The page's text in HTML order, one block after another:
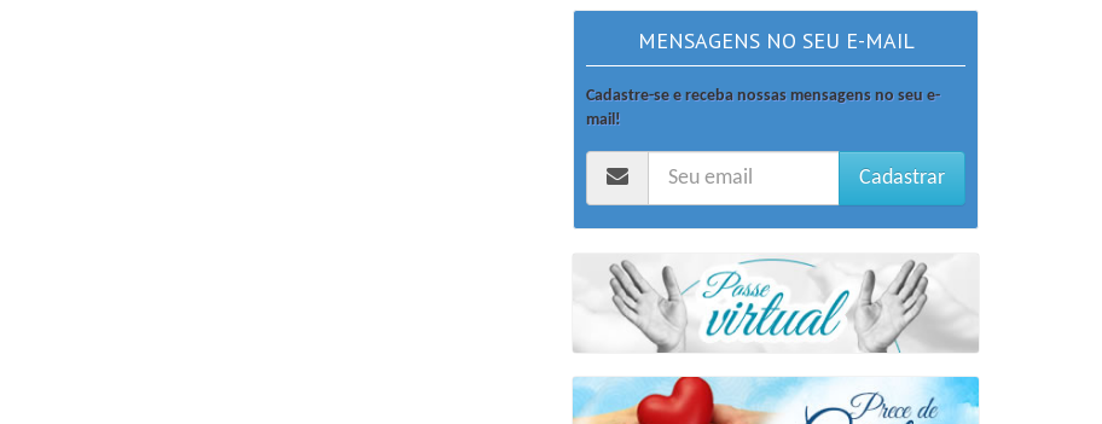
MENSAGENS NO SEU E-MAIL
Cadastre-se e receba nossas mensagens no seu e-
mail!
Cadastrar